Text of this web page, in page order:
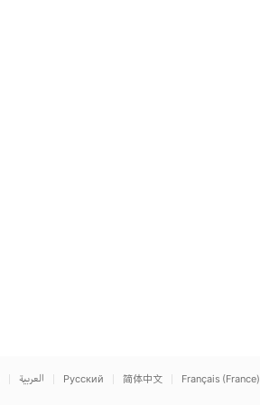
العربية Русский 简体中文 Français (France)